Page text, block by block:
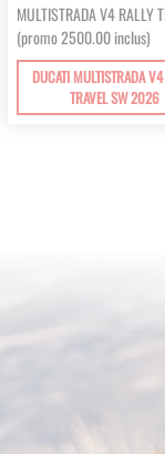
MULTISTRADA V4 RALLY
(promo 2500.00 inclus)
DUCATI MULTISTRADA
TRAVEL SW 2026